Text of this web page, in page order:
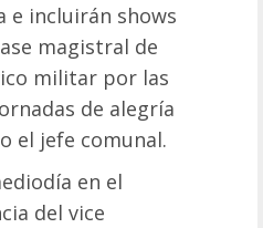
e incluirán shows
magistral de
militar por las
de alegría
el jefe comunal.
en el
del vice